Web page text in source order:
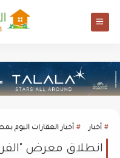
أخبار أخبار العقارات اليوم
انطلاق معرض